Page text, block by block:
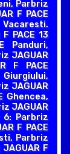
Parbriz
F PACE
PACE 13
Panduri,
JAGUAR
F PACE
JAGUAR
Ghencea,
JAGUAR
6: Parbriz
F PACE
Parbriz
F